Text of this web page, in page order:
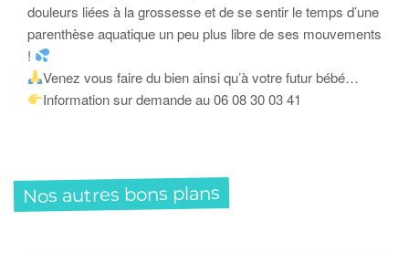
douleurs liées à la grossesse et de se sentir le temps d’une
parenthèse aquatique un peu plus libre de ses mouvements
!
Venez vous faire du bien ainsi qu’à votre futur bébé…
Information sur demande au 06 08 30 03 41
Nos autres bons plans